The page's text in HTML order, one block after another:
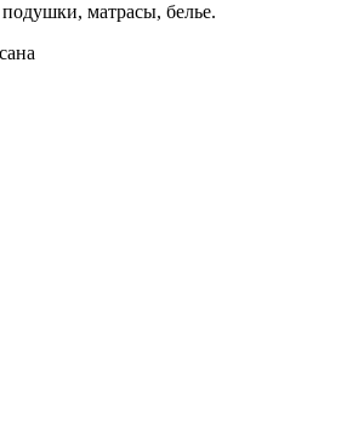
матрасы, белье.